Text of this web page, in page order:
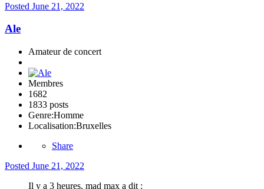
Posted June 21, 2022
Ale
Amateur de concert
Membres
1682
1833 posts
Genre:Homme
Localisation:Bruxelles
Share
Posted June 21, 2022
Il y a 3 heures, mad max a dit :